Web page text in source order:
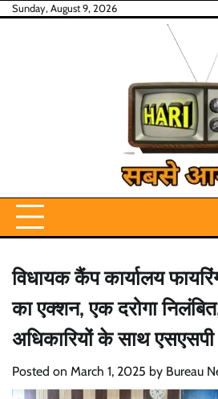
SkipSunday, August 9, 2026
विधायक कैंप कार्यालय
का एक्शन, एक दरोगा
अधिकारियों के साथ
Posted on March 1, 2025 by Bureau